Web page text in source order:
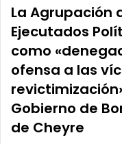
La Agrupación
Ejecutados
como
ofensa a las
Gobierno de
de Cheyre